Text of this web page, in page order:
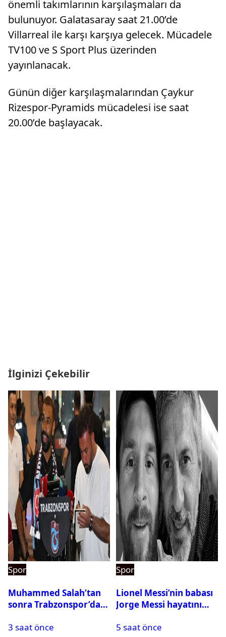
önemli takımlarının karşılaşmaları da
bulunuyor. Galatasaray saat 21.00’de
Villarreal ile karşı karşıya gelecek. Mücadele
TV100 ve S Sport Plus üzerinden
yayınlanacak.
Günün diğer karşılaşmalarından Çaykur
Rizespor-Pyramids mücadelesi ise saat
20.00’de başlayacak.
İlginizi Çekebilir
Spor
Muhammed Salah’tan
sonra Trabzonspor’dan
3 saat önce
Spor
Lionel Messi’nin babası
Jorge Messi hayatını
5 saat önce